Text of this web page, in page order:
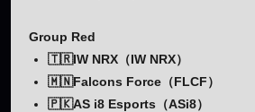
Group Red
🇹🇷IW NRX（IW NRX）
🇲🇳Falcons Force（FLCF）
🇵🇰AS i8 Esports（ASi8）